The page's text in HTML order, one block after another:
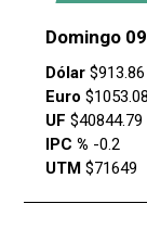
Domingo
Dólar $913.86
Euro $1053.08
UF $40844.79
IPC % -0.2
UTM $71649